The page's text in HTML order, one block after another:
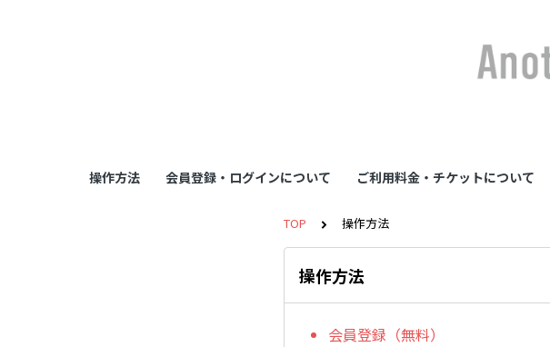
操作方法 会員登録・ログインについて ご利用料金・チケットについて
TOP 操作方法
操作方法
会員登録（無料）